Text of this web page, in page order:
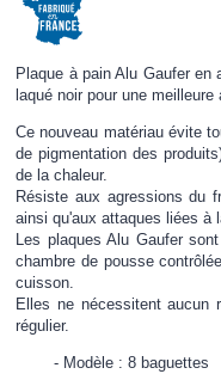
Plaque à pain Alu Gaufer en
laqué noir pour une meilleure
Ce nouveau matériau évite
de pigmentation des
de la chaleur.
Résiste aux agressions du
ainsi qu'aux attaques liées à
Les plaques Alu Gaufer
chambre de pousse
cuisson.
Elles ne nécessitent aucun
régulier.
Modèle : 8 baguettes